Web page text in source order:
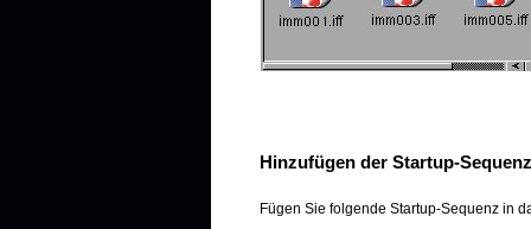
Hinzufügen der Startup-Sequenz
Fügen Sie folgende Startup-Sequenz in